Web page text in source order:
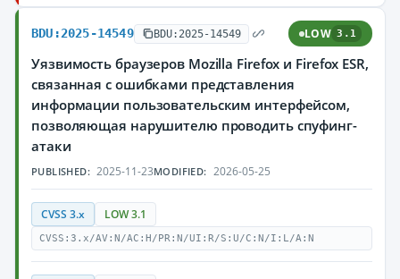
BDU:2025-14549 BDU:2025-14549 LOW 3.1
Уязвимость браузеров Mozilla Firefox и Firefox ESR,
связанная с ошибками представления
информации пользовательским интерфейсом,
позволяющая нарушителю проводить спуфинг-
атаки
PUBLISHED: 2025-11-23MODIFIED: 2026-05-25
CVSS 3.x LOW 3.1
CVSS:3.x/AV:N/AC:H/PR:N/UI:R/S:U/C:N/I:L/A:N